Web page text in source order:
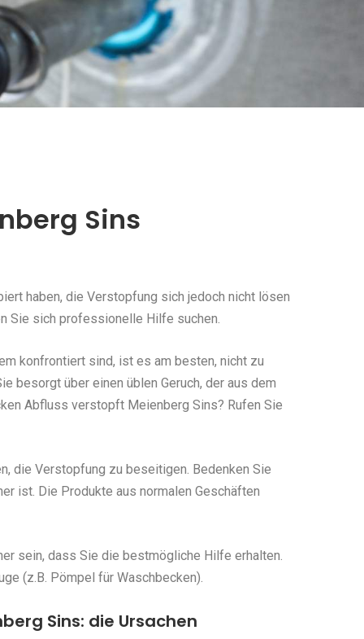
Sins
haben, die Verstopfung sich jedoch nicht lösen
Sie sich professionelle Hilfe suchen.
konfrontiert sind, ist es am besten, nicht zu
besorgt über einen üblen Geruch, der aus dem
Abfluss verstopft Meienberg Sins? Rufen Sie
die Verstopfung zu beseitigen. Bedenken Sie
ist. Die Produkte aus normalen Geschäften
sein, dass Sie die bestmögliche Hilfe erhalten.
(z.B. Pömpel für Waschbecken).
Sins: die Ursachen